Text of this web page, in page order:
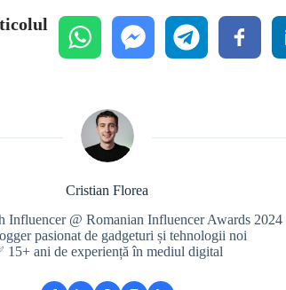
Cristian Florea
Influencer @ Romanian Influencer Awards 2024
pasionat de gadgeturi și tehnologii noi
15+ ani de experiență în mediul digital